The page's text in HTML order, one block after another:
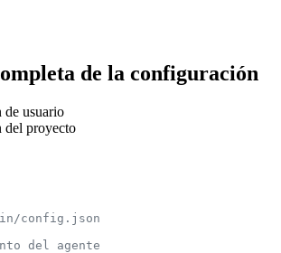
de la configuración
usuario
del proyecto
config.json
del agente